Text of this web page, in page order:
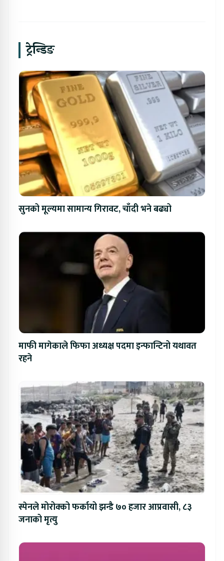
ट्रेन्डिङ
सुनको मूल्यमा सामान्य गिरावट, चाँदी भने बढ्यो
माफी मागेकाले फिफा अध्यक्ष पदमा इन्फान्टिनो यथावत
रहने
स्पेनले मोरोक्को फर्कायो झन्डै ७० हजार आप्रवासी, ८३
जनाको मृत्यु